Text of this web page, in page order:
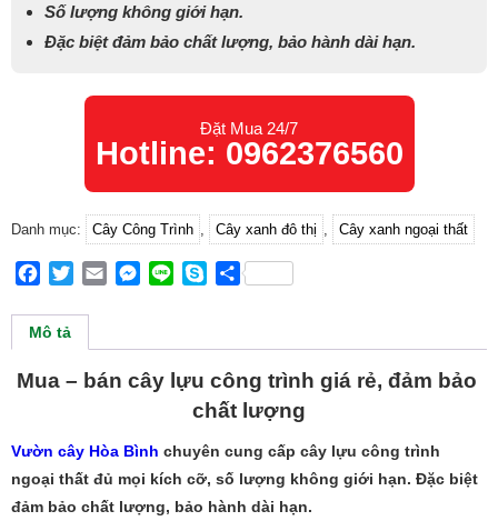
Số lượng không giới hạn.
Đặc biệt đảm bảo chất lượng, bảo hành dài hạn.
Đặt Mua 24/7
Hotline: 0962376560
Danh mục: Cây Công Trình Cây xanh đô thị Cây xanh ngoại thất
Facebook
TwitterEmailMessenger
Line SkypeShare
Mô tả
Mua – bán cây lựu công trình giá rẻ, đảm bảo
chất lượng
Vườn cây Hòa Bình chuyên cung cấp cây lựu công trình
ngoại thất đủ mọi kích cỡ, số lượng không giới hạn. Đặc biệt
đảm bảo chất lượng, bảo hành dài hạn.